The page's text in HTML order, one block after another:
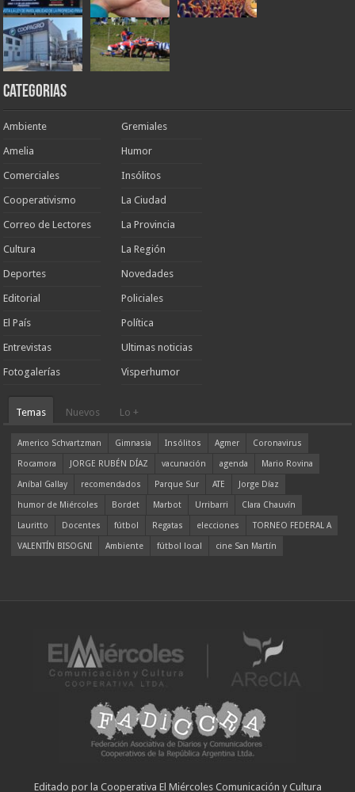
Categorias
Ambiente
Amelia
Comerciales
Cooperativismo
Correo de Lectores
Cultura
Deportes
Editorial
El País
Entrevistas
Fotogalerías
Gremiales
Humor
Insólitos
La Ciudad
La Provincia
La Región
Novedades
Policiales
Política
Ultimas noticias
Visperhumor
Temas Nuevos Lo +
Americo Schvartzman Gimnasia Insólitos Agmer
Coronavirus
Rocamora
JORGE RUBÉN DÍAZ vacunación agenda
Mario Rovina
Aníbal Gallay
recomendados Parque Sur ATE
Jorge Díaz
humor de Miércoles
Bordet Marbot Urribarri
Clara Chauvín
Lauritto
Docentes fútbol Regatas elecciones
TORNEO FEDERAL A
VALENTÍN BISOGNI
Ambiente fútbol local cine San Martín
Editado por la Cooperativa El Miércoles Comunicación y Cultura